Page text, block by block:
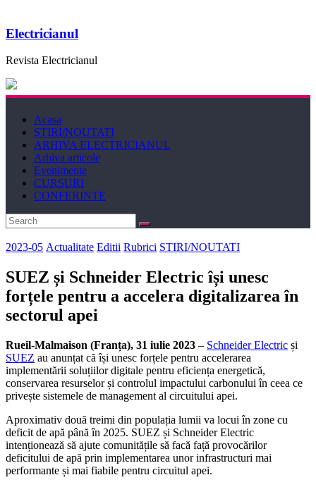
Electricianul
Revista Electricianul
Acasa
STIRI/NOUTATI
ARHIVA ELECTRICIANUL
Arhiva articole
Evenimente
CURSURI
CONFERINTE
2023-05 Actualitate Editii Rubrici STIRI/NOUTATI
SUEZ și Schneider Electric își unesc
forțele pentru a accelera digitalizarea în
sectorul apei
Rueil-Malmaison (Franța), 31 iulie 2023 – Schneider Electric și
SUEZ au anunțat că își unesc forțele pentru accelerarea
implementării soluțiilor digitale pentru eficiența energetică,
conservarea resurselor și controlul impactului carbonului în ceea ce
privește sistemele de management al circuitului apei.
Aproximativ două treimi din populația lumii va locui în zone cu
deficit de apă până în 2025. SUEZ și Schneider Electric
intenționează să ajute comunitățile să facă față provocărilor
deficitului de apă prin implementarea unor infrastructuri mai
performante și mai fiabile pentru circuitul apei.